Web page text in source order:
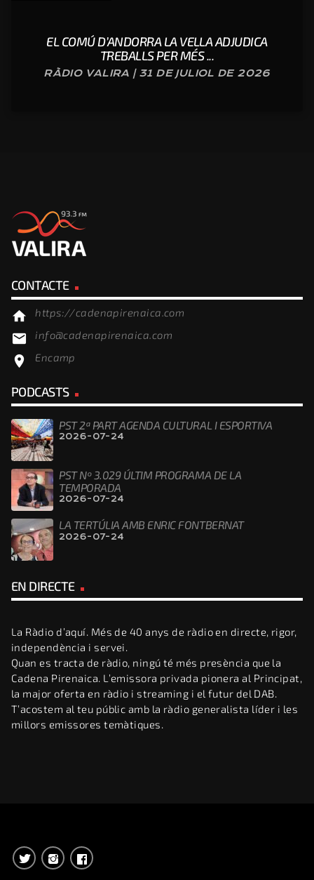
EL COMÚ D’ANDORRA LA VELLA ADJUDICA
TREBALLS PER MÉS ...
RÀDIO VALIRA | 31 DE JULIOL DE 2026
CONTACTE
home https://cadenapirenaica.com
email info@cadenapirenaica.com
location_on Encamp
PODCASTS
PST 2ª PART AGENDA CULTURAL I ESPORTIVA
2026-07-24
PST Nº 3.029 ÚLTIM PROGRAMA DE LA
TEMPORADA
2026-07-24
LA TERTÚLIA AMB ENRIC FONTBERNAT
2026-07-24
EN DIRECTE
La Ràdio d’aquí. Més de 40 anys de ràdio en directe, rigor,
independència i servei.
Quan es tracta de ràdio, ningú té més presència que la
Cadena Pirenaica. L’emissora privada pionera al Principat,
la major oferta en ràdio i streaming i el futur del DAB.
T’acostem al teu públic amb la ràdio generalista líder i les
millors emissores temàtiques.